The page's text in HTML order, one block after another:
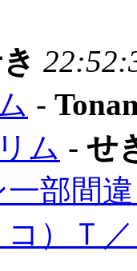
-
ム - せ
一部間
）Ｔ